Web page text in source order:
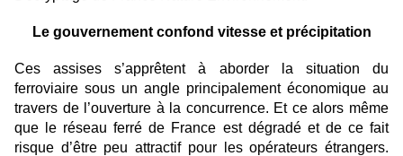
Le gouvernement confond vitesse et précipitation
Ces assises s’apprêtent à aborder la situation du
ferroviaire sous un angle principalement économique au
travers de l’ouverture à la concurrence. Et ce alors même
que le réseau ferré de France est dégradé et de ce fait
risque d’être peu attractif pour les opérateurs étrangers.